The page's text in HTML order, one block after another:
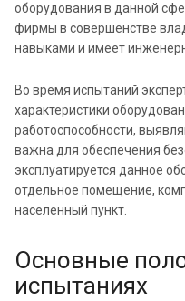
оборудования в данной
фирмы в совершенстве
навыками и имеет
Во время испытаний
характеристики
работоспособности,
важна для обеспечения
эксплуатируется данное
отдельное помещение,
населенный пункт.
Основные
испытаниях